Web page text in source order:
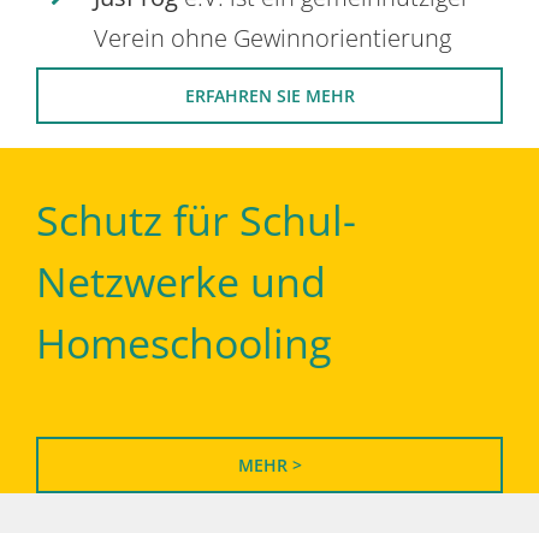
Verein ohne Gewinnorientierung
ERFAHREN SIE MEHR
Schutz für Schul-
Netzwerke und
Homeschooling
MEHR >